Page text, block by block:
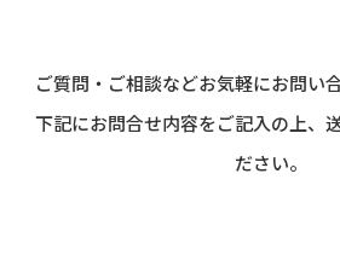
ご質問・ご相談などお気軽にお問い
下記にお問合せ内容をご記入の上、
ださい。